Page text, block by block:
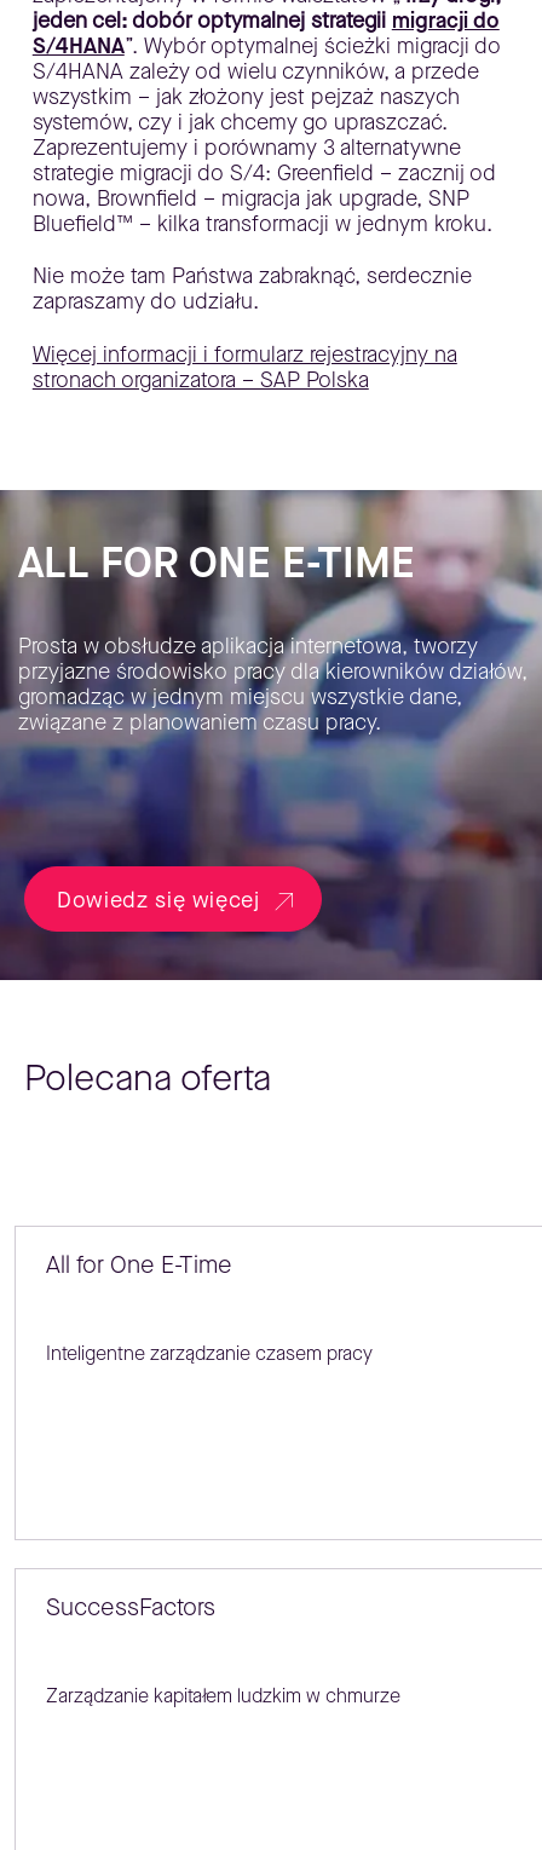
jeden cel: dobór optymalnej strategii migracji do
S/4HANA”. Wybór optymalnej ścieżki migracji do
S/4HANA zależy od wielu czynników, a przede
wszystkim – jak złożony jest pejzaż naszych
systemów, czy i jak chcemy go upraszczać.
Zaprezentujemy i porównamy 3 alternatywne
strategie migracji do S/4: Greenfield – zacznij od
nowa, Brownfield – migracja jak upgrade, SNP
Bluefield™ – kilka transformacji w jednym kroku.
Nie może tam Państwa zabraknąć, serdecznie
zapraszamy do udziału.
Więcej informacji i formularz rejestracyjny na
stronach organizatora – SAP Polska
ALL FOR ONE E-TIME
Prosta w obsłudze aplikacja internetowa, tworzy
przyjazne środowisko pracy dla kierowników działów,
gromadząc w jednym miejscu wszystkie dane,
związane z planowaniem czasu pracy.
Dowiedz się więcej
Polecana oferta
All for One E-Time
Inteligentne zarządzanie czasem pracy
SuccessFactors
Zarządzanie kapitałem ludzkim w chmurze